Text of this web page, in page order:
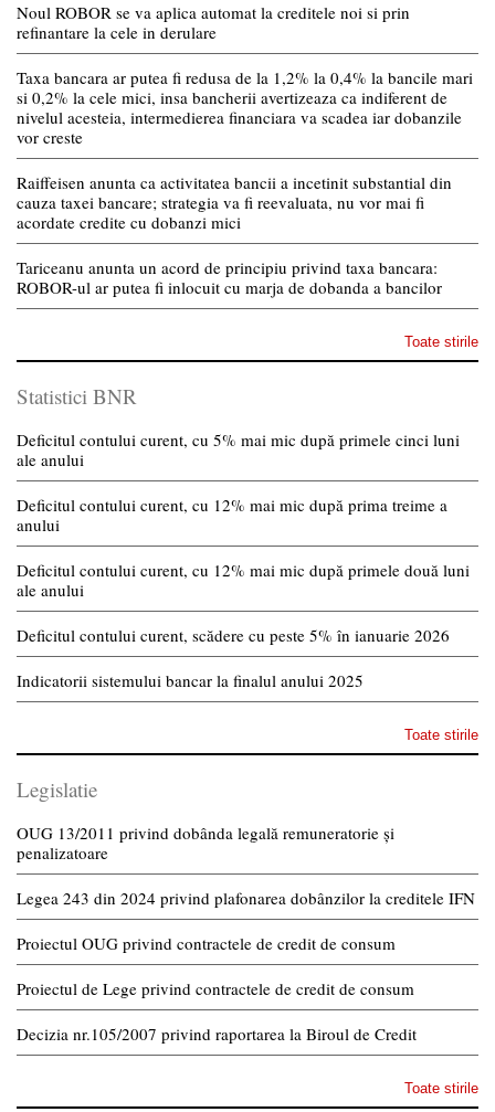
Noul ROBOR se va aplica automat la creditele noi si prin
refinantare la cele in derulare
Taxa bancara ar putea fi redusa de la 1,2% la 0,4% la bancile mari
si 0,2% la cele mici, insa bancherii avertizeaza ca indiferent de
nivelul acesteia, intermedierea financiara va scadea iar dobanzile
vor creste
Raiffeisen anunta ca activitatea bancii a incetinit substantial din
cauza taxei bancare; strategia va fi reevaluata, nu vor mai fi
acordate credite cu dobanzi mici
Tariceanu anunta un acord de principiu privind taxa bancara:
ROBOR-ul ar putea fi inlocuit cu marja de dobanda a bancilor
Toate stirile
Statistici BNR
Deficitul contului curent, cu 5% mai mic după primele cinci luni
ale anului
Deficitul contului curent, cu 12% mai mic după prima treime a
anului
Deficitul contului curent, cu 12% mai mic după primele două luni
ale anului
Deficitul contului curent, scădere cu peste 5% în ianuarie 2026
Indicatorii sistemului bancar la finalul anului 2025
Toate stirile
Legislatie
OUG 13/2011 privind dobânda legală remuneratorie și
penalizatoare
Legea 243 din 2024 privind plafonarea dobânzilor la creditele IFN
Proiectul OUG privind contractele de credit de consum
Proiectul de Lege privind contractele de credit de consum
Decizia nr.105/2007 privind raportarea la Biroul de Credit
Toate stirile